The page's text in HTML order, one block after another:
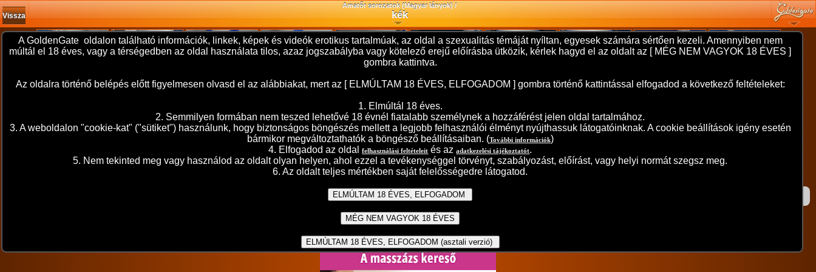
Amatőr sorozatok (Magyar lányok) /
kék
Vissza
A GoldenGate oldalon található információk, linkek, képek és videók erotikus tartalmúak, az oldal a szexualitás témáját nyíltan, egyesek számára sértően kezeli. Amennyiben nem
múltál el 18 éves, vagy a térségedben az oldal használata tilos, azaz jogszabályba vagy kötelező erejű előírásba ütközik, kérlek hagyd el az oldalt az [ MÉG NEM VAGYOK 18 ÉVES ]
gombra kattintva.
Az oldalra történő belépés előtt figyelmesen olvasd el az alábbiakat, mert az [ ELMÚLTAM 18 ÉVES, ELFOGADOM ] gombra történő kattintással elfogadod a következő feltételeket:
1. Elmúltál 18 éves.
2. Semmilyen formában nem teszed lehetővé 18 évnél fiatalabb személynek a hozzáférést jelen oldal tartalmához.
3. A weboldalon "cookie-kat" ("sütiket") használunk, hogy biztonságos böngészés mellett a legjobb felhasználói élményt nyújthassuk látogatóinknak. A cookie beállítások igény esetén
bármikor megváltoztathatók a böngésző beállításaiban. (További információk)
4. Elfogadod az oldalfelhasználási feltételeit és azadatkezelési tájékoztatót.
5. Nem tekinted meg vagy használod az oldalt olyan helyen, ahol ezzel a tevékenységgel törvényt, szabályozást, előírást, vagy helyi normát szegsz meg.
6. Az oldalt teljes mértékben saját felelősségedre látogatod.